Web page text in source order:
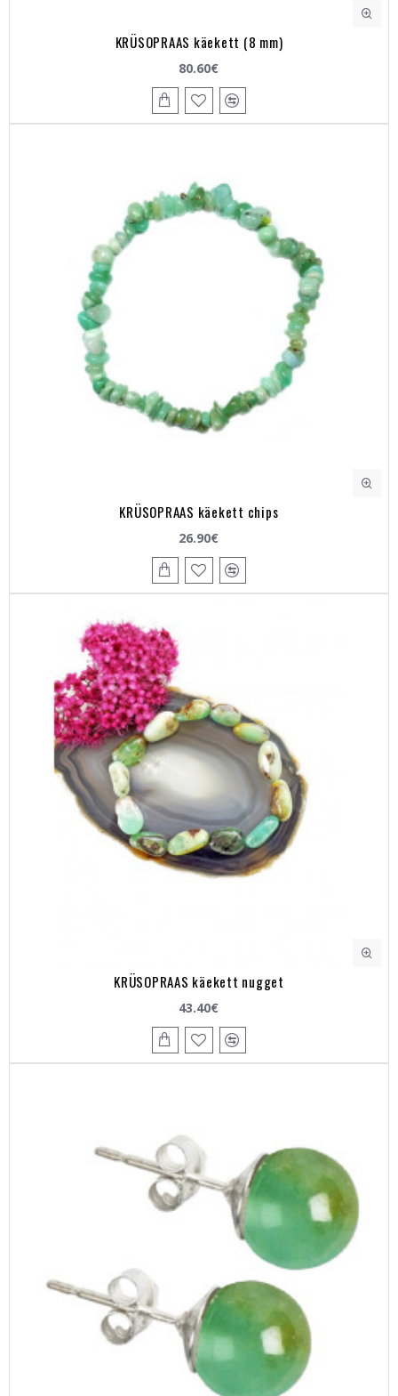
KRÜSOPRAAS käekett (8 mm)
80.60€
KRÜSOPRAAS käekett chips
26.90€
KRÜSOPRAAS käekett nugget
43.40€